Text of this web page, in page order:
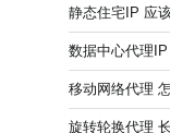
静态住宅IP 应
数据中心代理
移动网络代理
旋转轮换代理